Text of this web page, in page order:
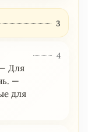
3
Для
—
для
4